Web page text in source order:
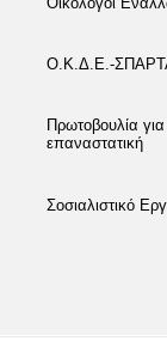
Ο.Κ.Δ.Ε.-
Πρωτοβουλία
επαναστατική
Σοσιαλιστικό